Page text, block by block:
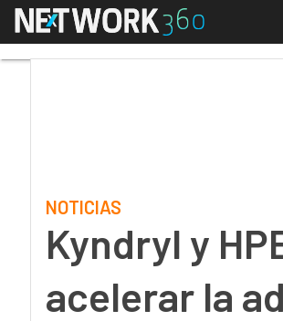
Menú
NOTICIAS
Kyndryl y
acelerar la